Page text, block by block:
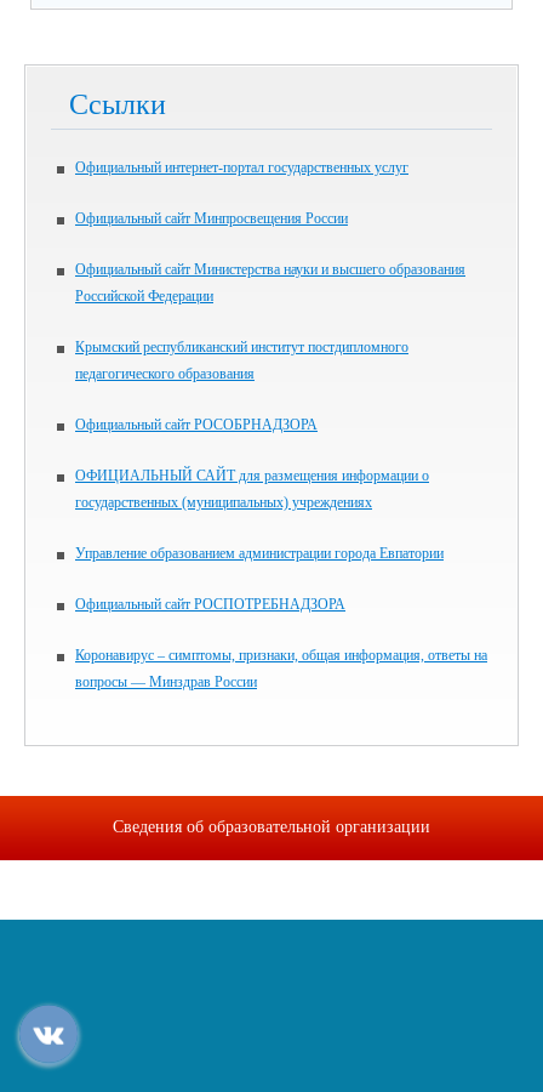
Ссылки
Официальный интернет-портал государственных услуг
Официальный сайт Минпросвещения России
Официальный сайт Министерства науки и высшего образования
Российской Федерации
Крымский республиканский институт постдипломного
педагогического образования
Официальный сайт РОСОБРНАДЗОРА
ОФИЦИАЛЬНЫЙ САЙТ для размещения информации о
государственных (муниципальных) учреждениях
Управление образованием администрации города Евпатории
Официальный сайт РОСПОТРЕБНАДЗОРА
Коронавирус – симптомы, признаки, общая информация, ответы на
вопросы — Минздрав России
Сведения об образовательной организации